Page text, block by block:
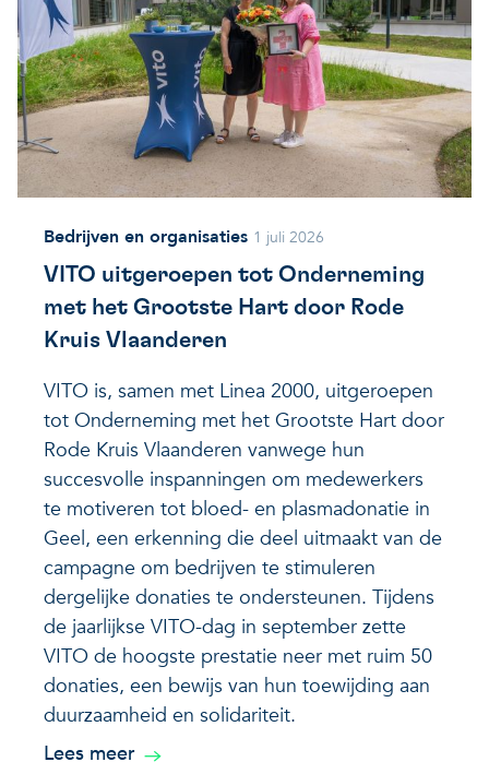
Bedrijven en organisaties 1 juli 2026
VITO uitgeroepen tot Onderneming
met het Grootste Hart door Rode
Kruis Vlaanderen
VITO is, samen met Linea 2000, uitgeroepen
tot Onderneming met het Grootste Hart door
Rode Kruis Vlaanderen vanwege hun
succesvolle inspanningen om medewerkers
te motiveren tot bloed- en plasmadonatie in
Geel, een erkenning die deel uitmaakt van de
campagne om bedrijven te stimuleren
dergelijke donaties te ondersteunen. Tijdens
de jaarlijkse VITO-dag in september zette
VITO de hoogste prestatie neer met ruim 50
donaties, een bewijs van hun toewijding aan
duurzaamheid en solidariteit.
Lees meer